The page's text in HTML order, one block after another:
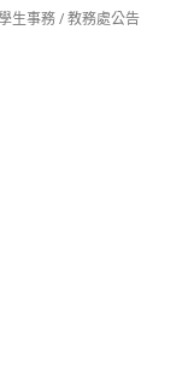
生事務/教務處公告